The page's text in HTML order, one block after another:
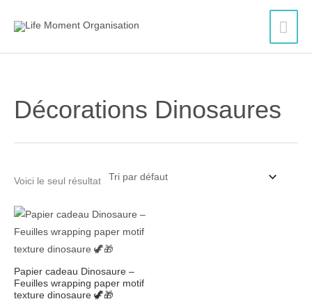
Décorations Dinosaures
Voici le seul résultat
Papier cadeau Dinosaure –
Feuilles wrapping paper motif
texture dinosaure 🦖🎁